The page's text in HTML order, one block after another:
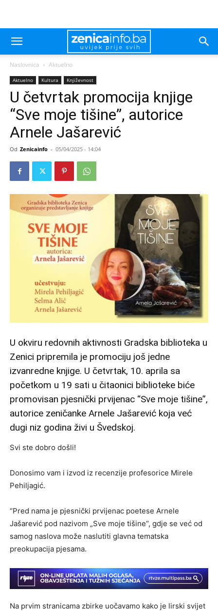
Naslovnica Aktuelno
Aktuelno Kultura Književnost
U četvrtak promocija knjige
“Sve moje tišine”, autorice
Arnele Jašarević
Od Zenicainfo - 05/04/2025 - 14:04
U okviru redovnih aktivnosti Gradska biblioteka u
Zenici pripremila je promociju još jedne
izvanredne knjige. U četvrtak, 10. aprila sa
početkom u 19 sati u čitaonici biblioteke biće
promovisan pjesnički prvijenac “Sve moje tišine”,
autorice zeničanke Arnele Jašarević koja već
dugi niz godina živi u Švedskoj.
Svi ste dobro došli!
Donosimo vam i izvod iz recenzije profesorice Mirele
Pehiljagić.
“Pred nama je pjesnički prvijenac poetese Arnele
Jašarević pod nazivom „Sve moje tišine“, gdje se već od
samog naslova može naslutiti glavna tematska
preokupacija pjesama.
Na prvim stranicama zbirke uočavamo kako je lirski svijet